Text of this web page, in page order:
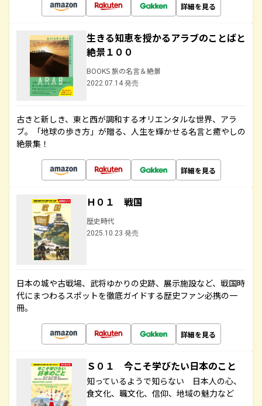
詳細を見る
生きる知恵を授かるアラブのことばと
絶景１００
BOOKS 旅の名言＆絶景
2022.07.14 発売
古きと新しき、東と西が調和するオリエンタルな世界、アラ
ブ。「地球の歩き方」が贈る、人生を輝かせる名言と癒やしの
絶景集！
詳細を見る
Ｈ０１ 戦国
歴史時代
2025.10.23 発売
日本の城や古戦場、武将ゆかりの史跡、展示施設など、戦国時
代にまつわるスポットを徹底ガイドする歴史ファン必携の一
冊。
詳細を見る
Ｓ０１ 今こそ学びたい日本のこと
知っているようで知らない 日本人の心、
食文化、職文化、信仰、地域の魅力など